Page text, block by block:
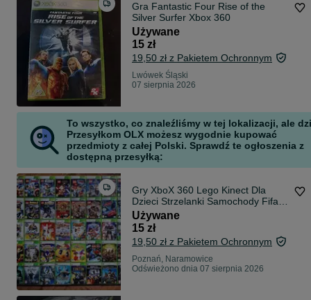
Gra Fantastic Four Rise of the
Silver Surfer Xbox 360
Używane
15 zł
19,50 zł z Pakietem Ochronnym
Lwówek Śląski
07 sierpnia 2026
To wszystko, co znaleźliśmy w tej lokalizacji, ale
Przesyłkom OLX możesz wygodnie kupować
przedmioty z całej Polski. Sprawdź te ogłoszenia z
dostępną przesyłką:
Gry XboX 360 Lego Kinect Dla
Dzieci Strzelanki Samochody Fifa
Inne
Używane
15 zł
19,50 zł z Pakietem Ochronnym
Poznań, Naramowice
Odświeżono dnia 07 sierpnia 2026